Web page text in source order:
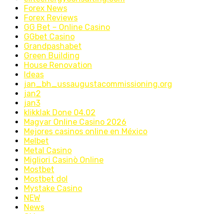
Forex News
Forex Reviews
GG Bet – Online Casino
GGbet Casino
Grandpashabet
Green Building
House Renovation
Ideas
jan_bh_ussaugustacommissioning.org
jan2
jan3
klikklak Done 04.02
Magyar Online Casino 2026
Mejores casinos online en México
Melbet
Metal Casino
Migliori Casinò Online
Mostbet
Mostbet dol
Mystake Casino
NEW
News